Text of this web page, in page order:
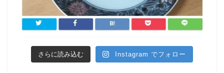
さらに読み込む Instagram でフォロー